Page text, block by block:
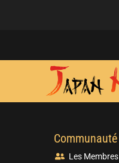
Communauté
Les Membres